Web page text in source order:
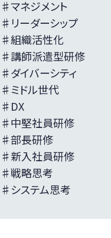
♯マネジメント
♯リーダーシップ
♯組織活性化
♯講師派遣型研修
♯ダイバーシティ
♯ミドル世代
♯DX
♯中堅社員研修
♯部長研修
♯新入社員研修
♯戦略思考
♯システム思考